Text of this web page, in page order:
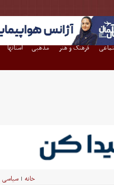
فرهنگ و هنر مذهبی استانها
خانه | سیاسی